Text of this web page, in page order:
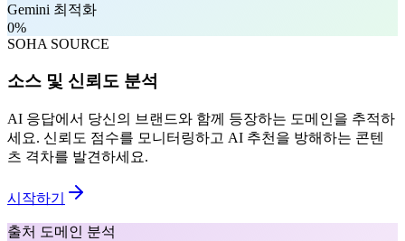
Gemini 최적화
0%
SOHA SOURCE
소스 및 신뢰도 분석
AI 응답에서 당신의 브랜드와 함께 등장하는 도메인을 추적하
세요. 신뢰도 점수를 모니터링하고 AI 추천을 방해하는 콘텐
츠 격차를 발견하세요.
시작하기
출처 도메인 분석